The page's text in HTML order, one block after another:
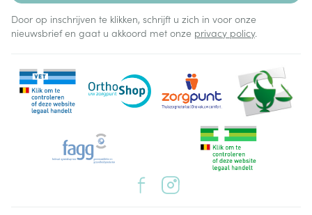
Door op inschrijven te klikken, schrijft u zich in voor onze
nieuwsbrief en gaat u akkoord met onze privacy policy.